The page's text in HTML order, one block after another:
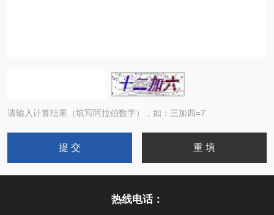
请输入计算结果（填写阿拉伯数字），如：三加四=7
热线电话：